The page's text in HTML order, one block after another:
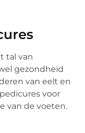
tal van
gezondheid
van eelt en
voor
van de voeten.